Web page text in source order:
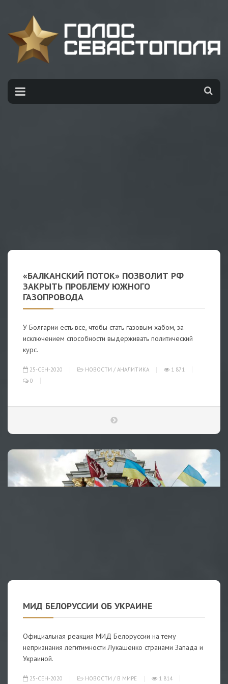
«БАЛКАНСКИЙ ПОТОК» ПОЗВОЛИТ РФ
ЗАКРЫТЬ ПРОБЛЕМУ ЮЖНОГО
ГАЗОПРОВОДА
У Болгарии есть все, чтобы стать газовым хабом, за
исключением способности выдерживать политический
курс.
25-СЕН-2020 НОВОСТИ / АНАЛИТИКА
1 871
0
МИД БЕЛОРУССИИ ОБ УКРАИНЕ
Официальная реакция МИД Белоруссии на тему
непризнания легитимности Лукашенко странами Запада и
Украиной.
25-СЕН-2020 НОВОСТИ / В МИРЕ 1 814